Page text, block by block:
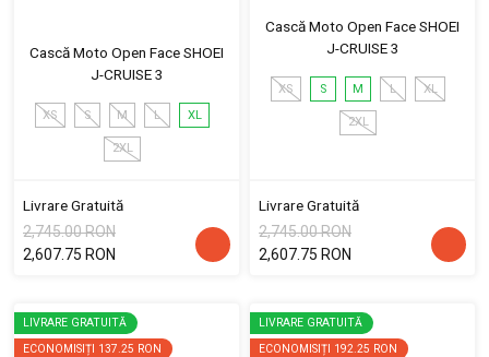
Cască Moto Open Face SHOEI
J-CRUISE 3
XS S M L XL
2XL
Livrare Gratuită
2,745.00 RON
2,607.75 RON
Cască Moto Open Face SHOEI
J-CRUISE 3
XS S M L XL
2XL
Livrare Gratuită
2,745.00 RON
2,607.75 RON
LIVRARE GRATUITĂ
ECONOMISIȚI 137.25 RON
LIVRARE GRATUITĂ
ECONOMISIȚI 192.25 RON